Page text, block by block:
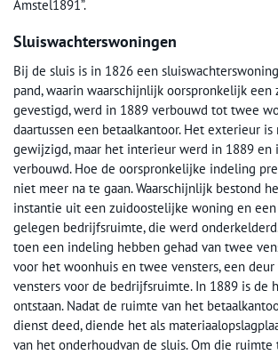
Amstel1891”.
Sluiswachterswoningen
Bij de sluis is in 1826 een
pand, waarin waarschijnlijk oorspronkelijk een
gevestigd, werd in 1889 verbouwd tot twee
daartussen een betaalkantoor. Het exterieur is
gewijzigd, maar het interieur werd in 1889 en
verbouwd. Hoe de oorspronkelijke indeling
niet meer na te gaan. Waarschijnlijk bestond
instantie uit een zuidoostelijke woning en
gelegen bedrijfsruimte, die werd
toen een indeling hebben gehad van twee
voor het woonhuis en twee vensters, een
vensters voor de bedrijfsruimte. In 1889 is de
ontstaan. Nadat de ruimte van het
dienst deed, diende het als
van het onderhoudvan de sluis. Om die ruimte